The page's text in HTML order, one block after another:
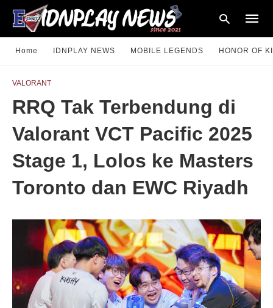
query
and
Home IDNPLAY NEWS MOBILE LEGENDS HONOR OF
VALORANT
RRQ Tak Terbendung di
Valorant VCT Pacific 2025
Stage 1, Lolos ke Masters
Toronto dan EWC Riyadh